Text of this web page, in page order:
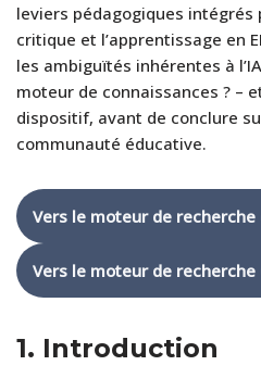
leviers pédagogiques
critique et l’apprentissage en
les ambiguïtés inhérentes à
moteur de connaissances ? –
dispositif, avant de conclure
communauté éducative.
Vers le moteur de recherche
Vers le moteur de recherche
1. Introduction